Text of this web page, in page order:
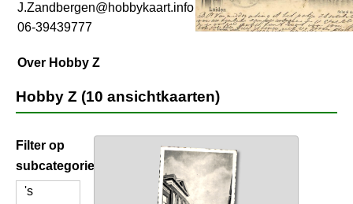
J.Zandbergen@hobbykaart.info
06-39439777
Over Hobby Z
Hobby Z (10 ansichtkaarten)
Filter op
subcategorie
's